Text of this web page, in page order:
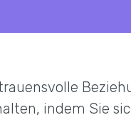
indem Sie